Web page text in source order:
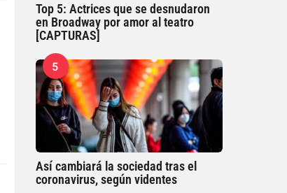
Top 5: Actrices que se desnudaron
en Broadway por amor al teatro
[CAPTURAS]
5
Así cambiará la sociedad tras el
coronavirus, según videntes